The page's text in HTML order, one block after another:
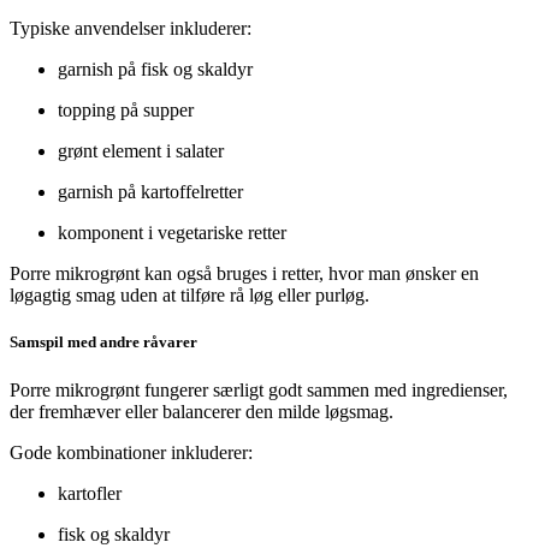
Typiske anvendelser inkluderer:
garnish på fisk og skaldyr
topping på supper
grønt element i salater
garnish på kartoffelretter
komponent i vegetariske retter
Porre mikrogrønt kan også bruges i retter, hvor man ønsker en
løgagtig smag uden at tilføre rå løg eller purløg.
Samspil med andre råvarer
Porre mikrogrønt fungerer særligt godt sammen med ingredienser,
der fremhæver eller balancerer den milde løgsmag.
Gode kombinationer inkluderer:
kartofler
fisk og skaldyr